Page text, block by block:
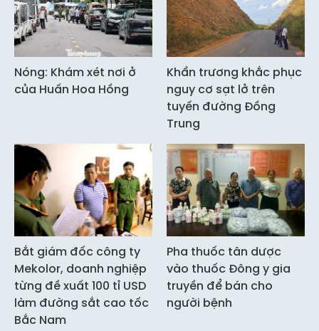
Nóng: Khám xét nơi ở
của Huấn Hoa Hồng
Khẩn trương khắc phục
nguy cơ sạt lở trên
tuyến đường Đồng
Trung
Bắt giám đốc công ty
Mekolor, doanh nghiệp
từng đề xuất 100 tỉ USD
làm đường sắt cao tốc
Bắc Nam
Pha thuốc tân dược
vào thuốc Đông y gia
truyền để bán cho
người bệnh